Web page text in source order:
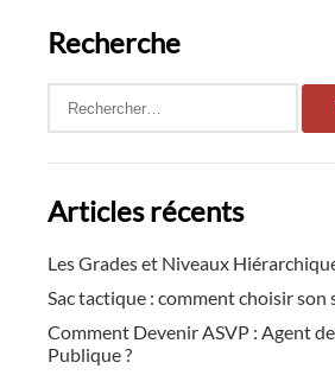
Recherche
Rechercher :
Articles récents
Les Grades et Niveaux
Sac tactique : comment choisir son
Comment Devenir ASVP : Agent
Publique ?